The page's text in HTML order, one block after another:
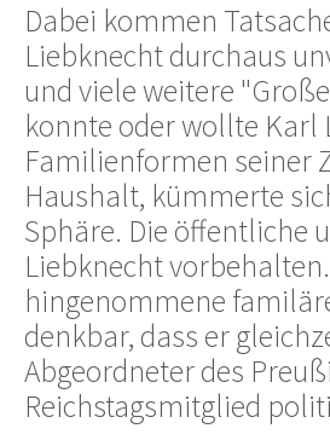
Dabei kommen
Liebknecht durchaus
und viele weitere
konnte oder wollte
Familienformen seiner
Haushalt, kümmerte
Sphäre. Die öffentliche
Liebknecht
hingenommene
denkbar, dass er
Abgeordneter des
Reichstagsmitglied